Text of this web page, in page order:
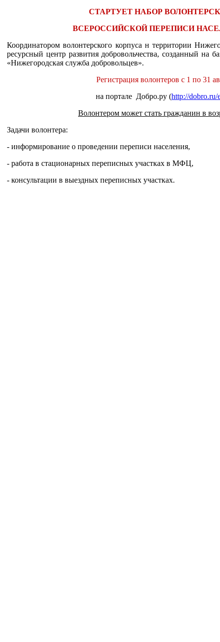
СТАРТУЕТ НАБОР
ВСЕРОССИЙСКОЙ ПЕРЕПИСИ
Координатором волонтерского корпуса н территории
ресурсный центр развития добровольчества, созданный на
«Нижегородская служба добровольцев».
Регистрация волонтеров с 1 по 31
на портале Добро.ру (http://dobro.ru/
Волонтером может стать гражданин в
Задачи волонтера:
- информирование о проведении переписи населения,
- работа в стационарных переписных участках в МФЦ,
- консультации в выездных переписных участках.